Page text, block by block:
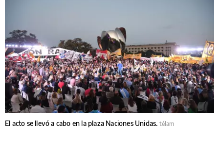
El acto se llevó a cabo en la plaza Naciones Unidas. télam